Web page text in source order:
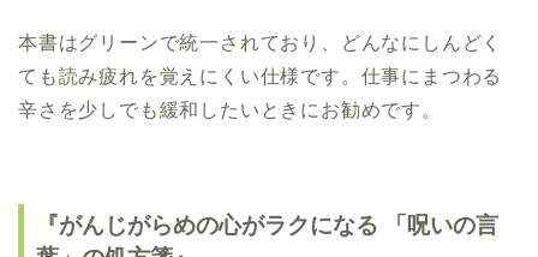
本書はグリーンで統一されており、どんなにしんどく
ても読み疲れを覚えにくい仕様です。仕事にまつわる
辛さを少しでも緩和したいときにお勧めです。
『がんじがらめの心がラクになる 「呪いの言